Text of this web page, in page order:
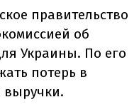
правительство
об
Украины. По его
потерь в
выручки.